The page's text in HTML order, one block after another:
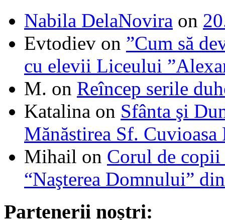
Nabila DelaNovira on
Evtodiev on ”Cum să
cu elevii Liceului
M. on Reîncep serile
Katalina on Sfânta şi
Mănăstirea Sf. Cuvioasa
Mihail on Corul de
“Naşterea Domnului”
Partenerii noștri: